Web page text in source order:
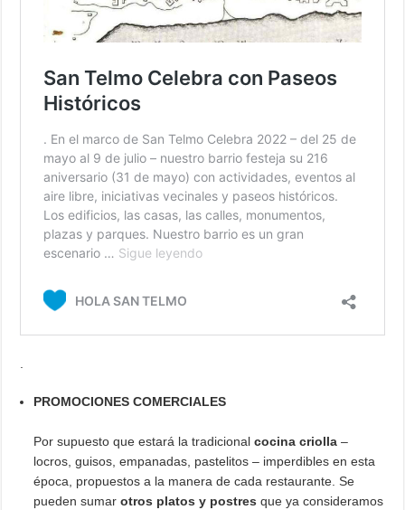
PROMOCIONES COMERCIALES
Por supuesto que estará la tradicionalcocina criolla –
locros, guisos, empanadas, pastelitos – imperdibles en esta
época, propuestos a la manera de cada restaurante. Se
pueden sumarotros platos y postres que ya consideramos